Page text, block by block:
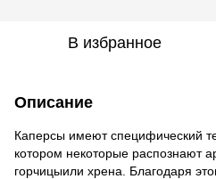
В избранное
Описание
Каперсы имеют специфический
котором некоторые распознают
горчицыили хрена. Благодаря